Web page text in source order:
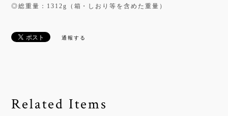
◎総重量：1312g（箱・しおり等を含めた重量）
通報する
Related Items